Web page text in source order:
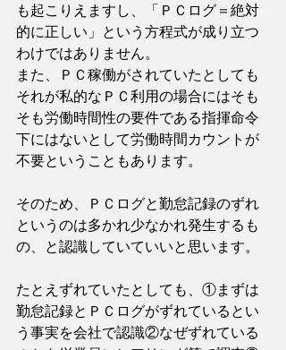
も起こりえますし、「ＰＣログ＝絶対
的に正しい」という方程式が成り立つ
わけではありません。
また、ＰＣ稼働がされていたとしても
それが私的なＰＣ利用の場合にはそも
そも労働時間性の要件である指揮命令
下にはないとして労働時間カウントが
不要ということもあります。
そのため、ＰＣログと勤怠記録のずれ
というのは多かれ少なかれ発生するも
の、と認識していていいと思います。
たとえずれていたとしても、①まずは
勤怠記録とＰＣログがずれているとい
う事実を会社で認識②なぜずれている